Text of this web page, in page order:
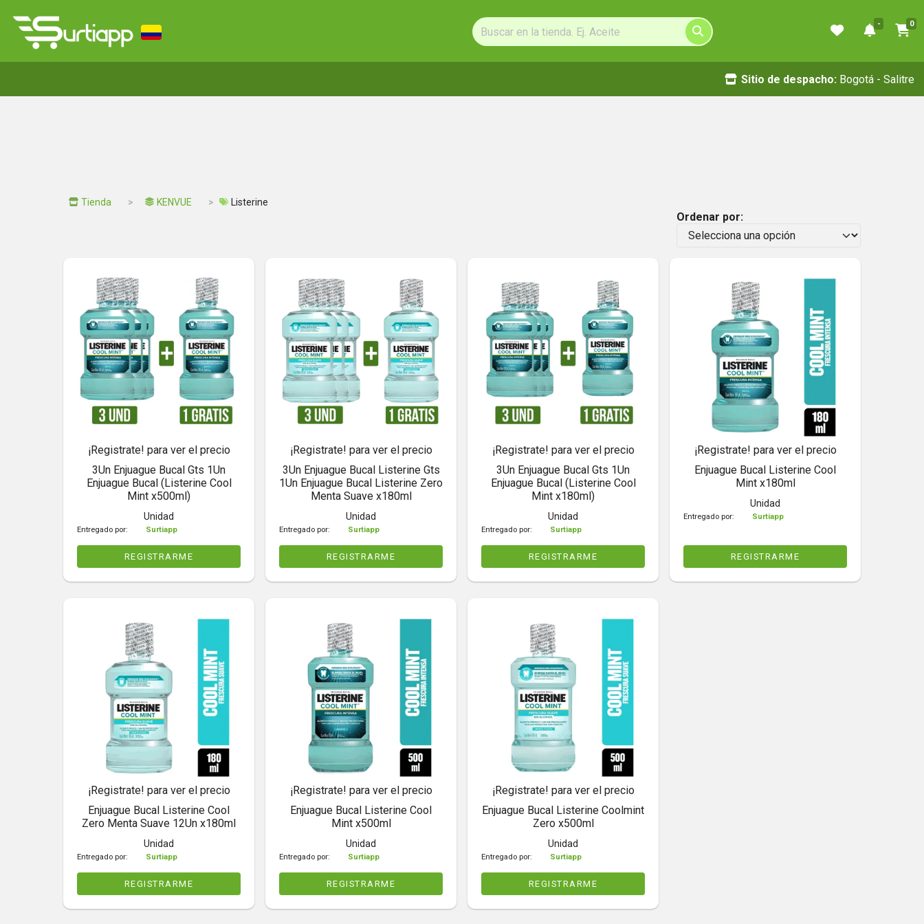
- 0
Sitio de despacho: Bogotá - Salitre
Tienda KENVUE Listerine
Ordenar por:
¡Registrate! para ver el precio
3Un Enjuague Bucal Gts 1Un
Enjuague Bucal (Listerine Cool
Mint x500ml)
Unidad
Entregado por: Surtiapp
REGISTRARME
¡Registrate! para ver el precio
3Un Enjuague Bucal Listerine Gts
1Un Enjuague Bucal Listerine Zero
Menta Suave x180ml
Unidad
Entregado por: Surtiapp
REGISTRARME
¡Registrate! para ver el precio
3Un Enjuague Bucal Gts 1Un
Enjuague Bucal (Listerine Cool
Mint x180ml)
Unidad
Entregado por: Surtiapp
REGISTRARME
¡Registrate! para ver el precio
Enjuague Bucal Listerine Cool
Mint x180ml
Unidad
Entregado por: Surtiapp
REGISTRARME
¡Registrate! para ver el precio
Enjuague Bucal Listerine Cool
Zero Menta Suave 12Un x180ml
Unidad
Entregado por: Surtiapp
REGISTRARME
¡Registrate! para ver el precio
Enjuague Bucal Listerine Cool
Mint x500ml
Unidad
Entregado por: Surtiapp
REGISTRARME
¡Registrate! para ver el precio
Enjuague Bucal Listerine Coolmint
Zero x500ml
Unidad
Entregado por: Surtiapp
REGISTRARME